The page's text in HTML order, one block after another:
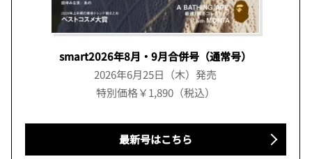
smart2026年8月・9月合併号（通常号）
2026年6月25日（木）発売
特別価格￥1,890（税込）
最新号はこちら